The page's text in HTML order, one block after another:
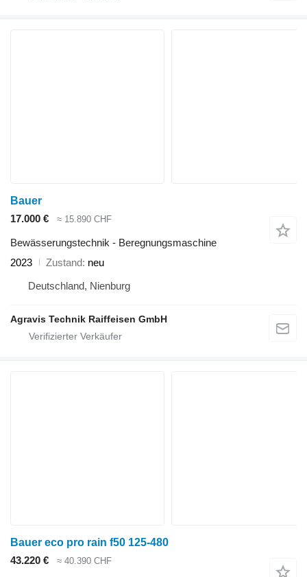
Bauer
17.000 €
≈ 15.890 CHF
Bewässerungstechnik - Beregnungsmaschine
2023
Zustand neu
Deutschland, Nienburg
Agravis Technik Raiffeisen GmbH
Bauer eco pro rain f50 125-480
43.220 €
≈ 40.390 CHF